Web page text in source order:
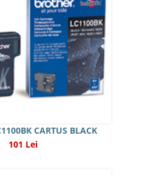
CARTUS BLACK
101 Lei